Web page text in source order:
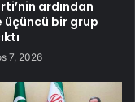
ardından
üçüncü bir grup
7, 2026